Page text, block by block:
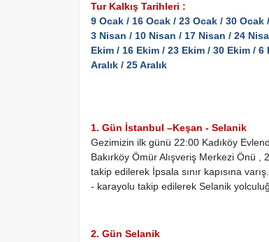
Tur Kalkış Tarihleri :
9 Ocak / 16 Ocak / 23 Ocak / 30
3 Nisan / 10 Nisan / 17 Nisan / 24
Ekim / 16 Ekim / 23 Ekim / 30 Ekim / 6
Aralık / 25 Aralık
1. Gün İstanbul –Keşan - Selanik
Gezimizin ilk günü 22:00 Kadıköy
Bakırköy Ömür Alışveriş Merkezi Önü
takip edilerek İpsala sınır kapısına
- karayolu takip edilerek Selanik
2. Gün Selanik